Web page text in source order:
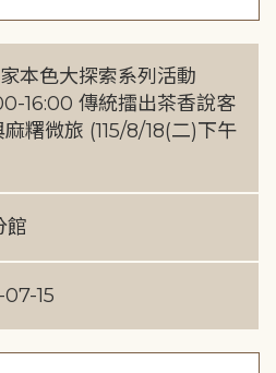
本色大探索系列活動
16:00 傳統擂出茶香說客
糬微旅 (115/8/18(二)下午
館
15